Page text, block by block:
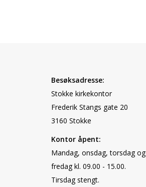
Besøksadresse:
Stokke kirkekontor
Frederik Stangs gate 20
3160 Stokke
Kontor åpent:
Mandag, onsdag, torsdag og
fredag kl. 09.00 - 15.00.
Tirsdag stengt.